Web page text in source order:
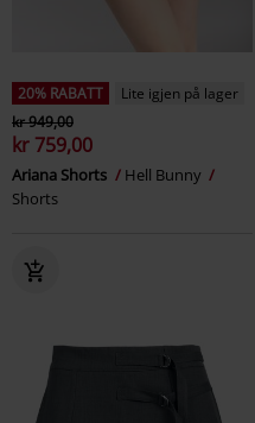
20% RABATT
Lite igjen på lager
kr 949,00
kr 759,00
Ariana Shorts
Hell Bunny
Shorts